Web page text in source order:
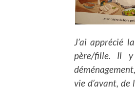
J’ai apprécié
père/fille. Il y
vie d’avant,